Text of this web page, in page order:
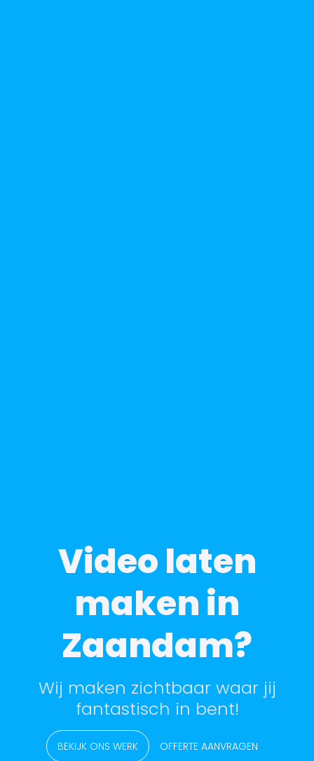
Video laten
maken in
Zaandam?
Wij maken zichtbaar waar jij
fantastisch in bent!
BEKIJK ONS WERK OFFERTE AANVRAGEN